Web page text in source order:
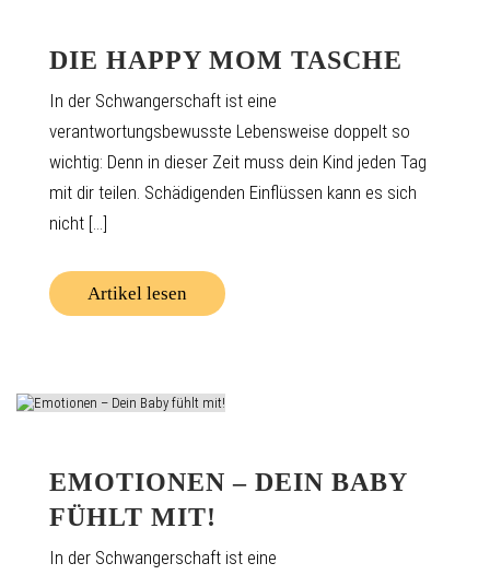
DIE HAPPY MOM TASCHE
In der Schwangerschaft ist eine
verantwortungsbewusste Lebensweise doppelt so
wichtig: Denn in dieser Zeit muss dein Kind jeden Tag
mit dir teilen. Schädigenden Einflüssen kann es sich
nicht [...]
Artikel lesen
EMOTIONEN – DEIN BABY
FÜHLT MIT!
In der Schwangerschaft ist eine